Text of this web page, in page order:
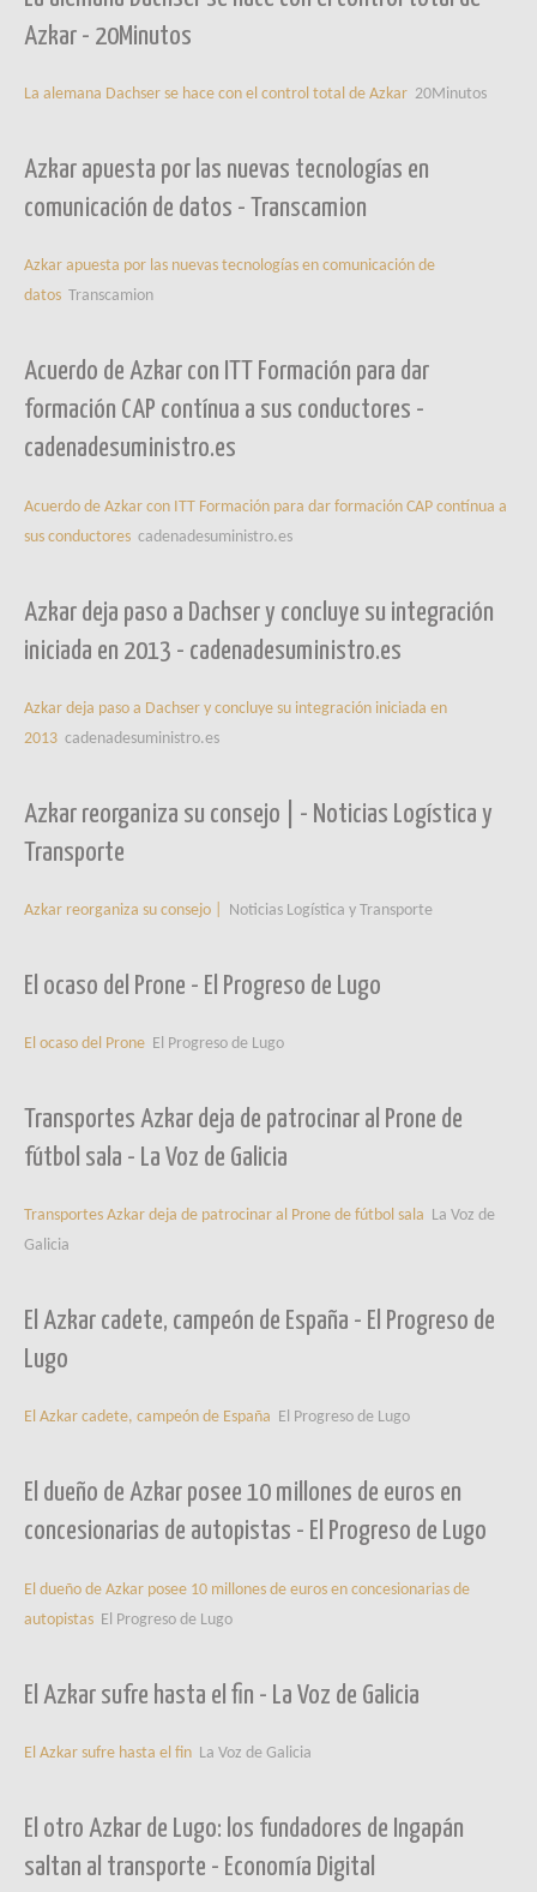
Azkar - 20Minutos
La alemana Dachser se hace con el control total de Azkar 20Minutos
Azkar apuesta por las nuevas tecnologías en
comunicación de datos - Transcamion
Azkar apuesta por las nuevas tecnologías en comunicación de
datos Transcamion
Acuerdo de Azkar con ITT Formación para dar
formación CAP contínua a sus conductores -
cadenadesuministro.es
Acuerdo de Azkar con ITT Formación para dar formación CAP contínua a
sus conductores cadenadesuministro.es
Azkar deja paso a Dachser y concluye su integración
iniciada en 2013 - cadenadesuministro.es
Azkar deja paso a Dachser y concluye su integración iniciada en
2013 cadenadesuministro.es
Azkar reorganiza su consejo | - Noticias Logística y
Transporte
Azkar reorganiza su consejo | Noticias Logística y Transporte
El ocaso del Prone - El Progreso de Lugo
El ocaso del Prone El Progreso de Lugo
Transportes Azkar deja de patrocinar al Prone de
fútbol sala - La Voz de Galicia
Transportes Azkar deja de patrocinar al Prone de fútbol sala La Voz de
Galicia
El Azkar cadete, campeón de España - El Progreso de
Lugo
El Azkar cadete, campeón de España El Progreso de Lugo
El dueño de Azkar posee 10 millones de euros en
concesionarias de autopistas - El Progreso de Lugo
El dueño de Azkar posee 10 millones de euros en concesionarias de
autopistas El Progreso de Lugo
El Azkar sufre hasta el fin - La Voz de Galicia
El Azkar sufre hasta el fin La Voz de Galicia
El otro Azkar de Lugo: los fundadores de Ingapán
saltan al transporte - Economía Digital